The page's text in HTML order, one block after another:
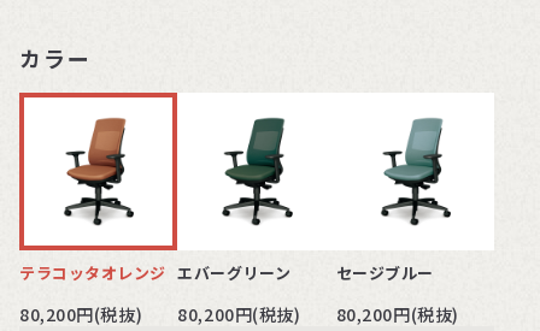
カラー
テラコッタオレンジ
80,200円(税抜)
エバーグリーン
80,200円(税抜)
セージブルー
80,200円(税抜)